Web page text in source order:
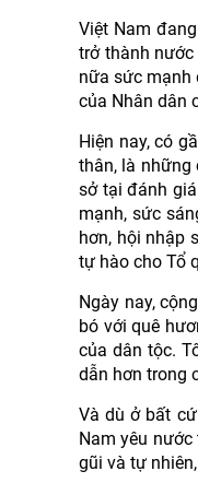
Việt Nam
trở thành
nữa sức mạnh
của Nhân dân
Hiện nay, có
thân, là những
sở tại đánh
mạnh, sức
hơn, hội nhập
tự hào cho Tổ
Ngày nay,
bó với quê
của dân tộc.
dẫn hơn trong
Và dù ở bất
Nam yêu
gũi và tự